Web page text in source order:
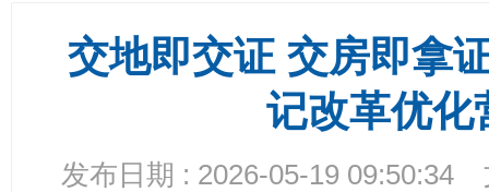
交地即交证 交房即拿
记改革优化
发布日期 : 2026-05-19 09:50:34